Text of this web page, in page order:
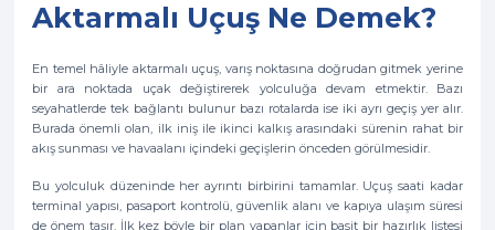
Aktarmalı Uçuş Ne Demek?
En temel hâliyle aktarmalı uçuş, varış noktasına doğrudan gitmek yerine
bir ara noktada uçak değiştirerek yolculuğa devam etmektir. Bazı
seyahatlerde tek bağlantı bulunur bazı rotalarda ise iki ayrı geçiş yer alır.
Burada önemli olan, ilk iniş ile ikinci kalkış arasındaki sürenin rahat bir
akış sunması ve havaalanı içindeki geçişlerin önceden görülmesidir.
Bu yolculuk düzeninde her ayrıntı birbirini tamamlar. Uçuş saati kadar
terminal yapısı, pasaport kontrolü, güvenlik alanı ve kapıya ulaşım süresi
de önem taşır. İlk kez böyle bir plan yapanlar için basit bir hazırlık listesi